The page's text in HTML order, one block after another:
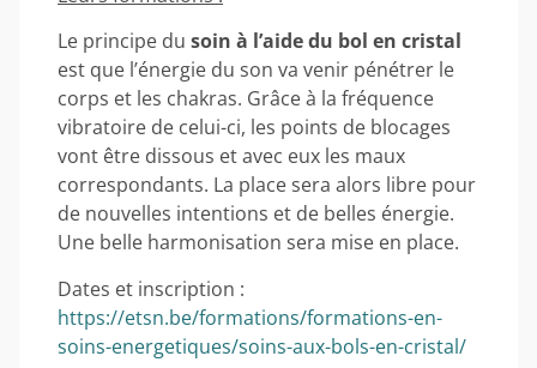
Le principe du soin à l’aide du bol en cristal
est que l’énergie du son va venir pénétrer le
corps et les chakras. Grâce à la fréquence
vibratoire de celui-ci, les points de blocages
vont être dissous et avec eux les maux
correspondants. La place sera alors libre pour
de nouvelles intentions et de belles énergie.
Une belle harmonisation sera mise en place.
Dates et inscription :
https://etsn.be/formations/formations-en-
soins-energetiques/soins-aux-bols-en-cristal/